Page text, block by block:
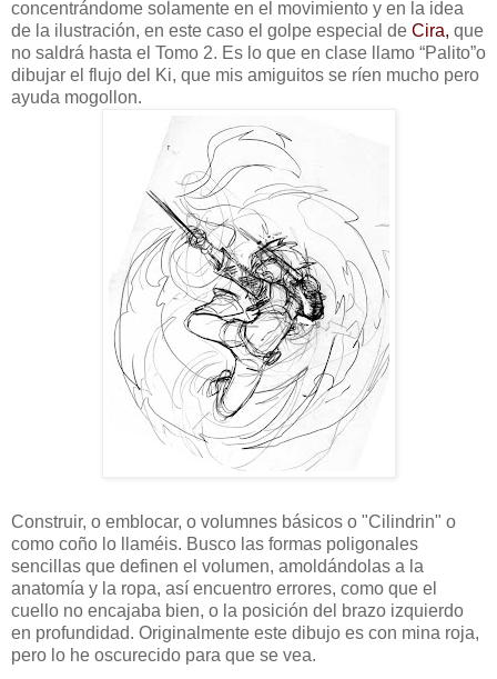
concentrándome solamente en el movimiento y en la idea
de la ilustración, en este caso el golpe especial de Cira, que
no saldrá hasta el Tomo 2. Es lo que en clase llamo “Palito”o
dibujar el flujo del Ki, que mis amiguitos se ríen mucho pero
ayuda mogollon.
Construir, o emblocar, o volumnes básicos o "Cilindrin" o
como coño lo llaméis. Busco las formas poligonales
sencillas que definen el volumen, amoldándolas a la
anatomía y la ropa, así encuentro errores, como que el
cuello no encajaba bien, o la posición del brazo izquierdo
en profundidad. Originalmente este dibujo es con mina roja,
pero lo he oscurecido para que se vea.